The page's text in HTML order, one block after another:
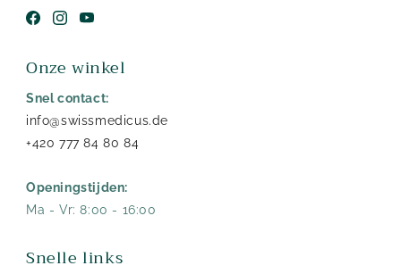
Facebook
Instagram
YouTube
Onze winkel
Snel contact:
info@swissmedicus.de
+420 777 84 80 84
Openingstijden:
Ma - Vr: 8:00 - 16:00
Snelle links